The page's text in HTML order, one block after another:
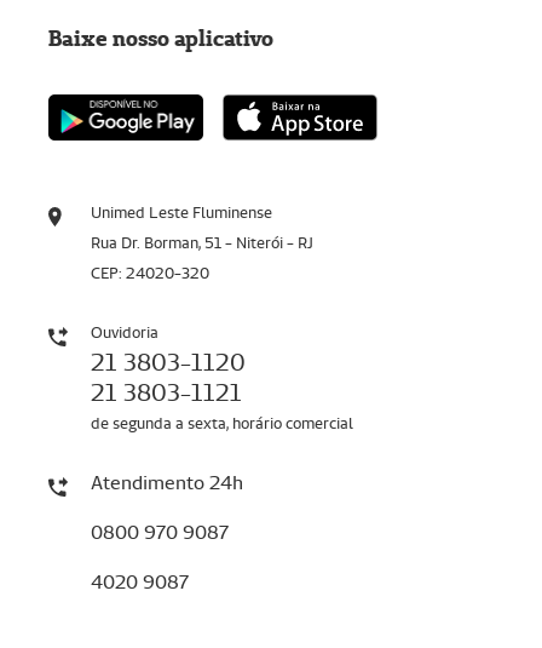
Unimed Leste Fluminense
Rua Dr. Borman, 51 - Niterói - RJ
CEP: 24020-320
Ouvidoria
21 3803-1120
21 3803-1121
de segunda a sexta, horário comercial
Atendimento 24h
0800 970 9087
4020 9087
Baixe nosso aplicativo